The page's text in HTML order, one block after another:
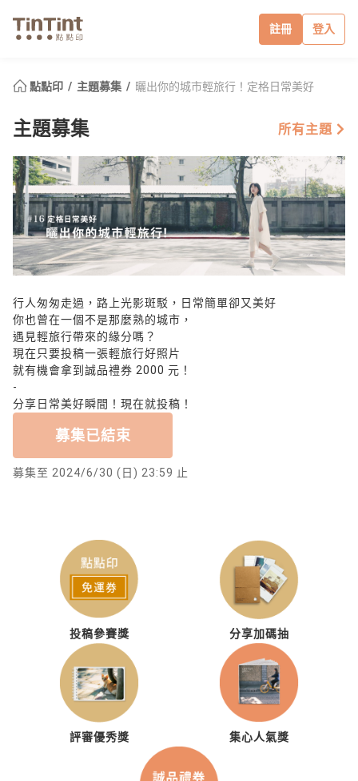
註冊 登入
點點印 主題募集 曬出你的城市輕旅行！定格日常美好
主題募集 所有主題
行人匆匆走過，路上光影斑駁，日常簡單卻又美好
你也曾在一個不是那麼熟的城市，
遇見輕旅行帶來的緣分嗎？
現在只要投稿一張輕旅行好照片
就有機會拿到誠品禮券 2000 元！
-
分享日常美好瞬間！現在就投稿！
募集已結束
募集至 2024/6/30 (日) 23:59 止
投稿參賽獎 分享加碼抽
評審優秀獎 集心人氣獎